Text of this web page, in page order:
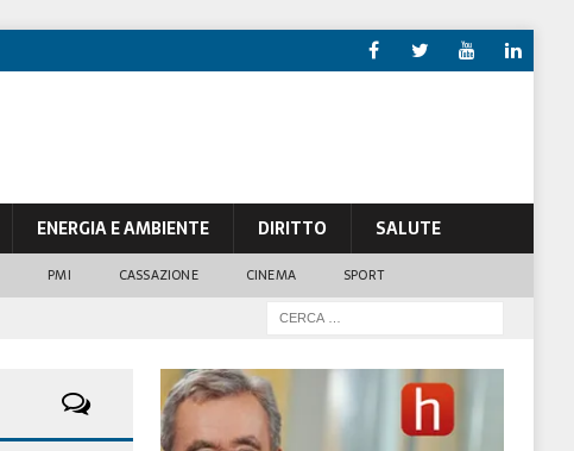
ENERGIA E AMBIENTE DIRITTO SALUTE
PMI CASSAZIONE CINEMA SPORT